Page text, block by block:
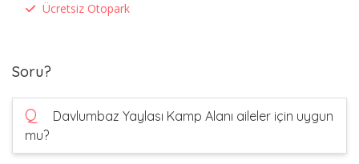
Ücretsiz Otopark
Soru?
Q
Davlumbaz Yaylası Kamp Alanı aileler için uygun
mu?